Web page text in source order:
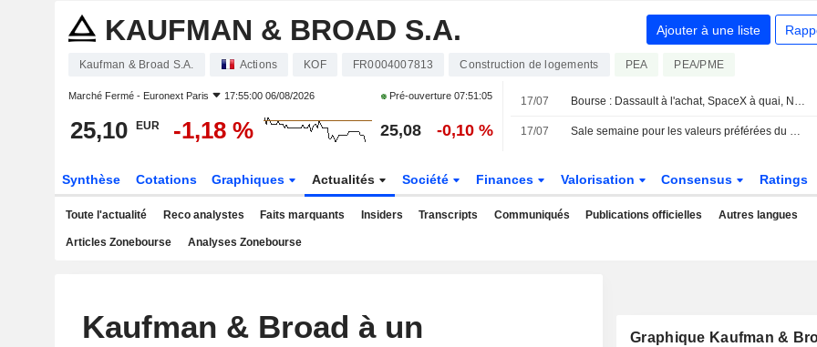
KAUFMAN & BROAD S.A. Ajouter à une liste
Kaufman & Broad S.A. Actions KOF FR0004007813 Construction de logements PEA PEA/PME
Marché Fermé - Euronext Paris 17:55:00 06/08/2026 Pré-ouverture 07:51:05
25,10 EUR -1,18 % 25,08 -0,10 %
17/07 Bourse : Dassault à l'achat, SpaceX à quai, Netflix dans les choux
17/07 Sale semaine pour les valeurs préférées du marché
Synthèse Cotations Graphiques Actualités Société Finances Valorisation Consensus Ratings
Toute l'actualité Reco analystes Faits marquants Insiders Transcripts Communiqués Publications officielles Autres langues
Articles Zonebourse Analyses Zonebourse
Kaufman & Broad à un
Graphique Kaufman &